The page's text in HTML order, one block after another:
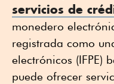
servicios de
monedero
registrada como
electrónicos (IFPE)
puede ofrecer